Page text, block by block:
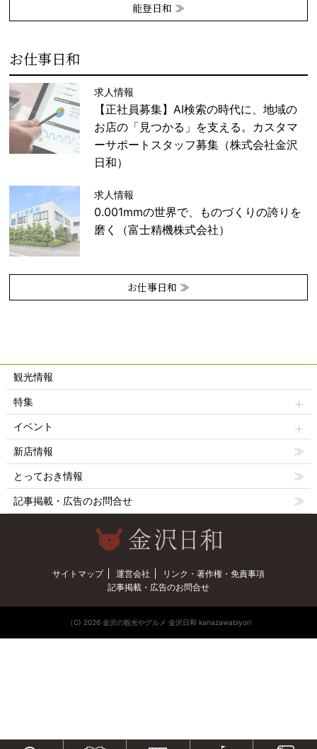
能登日和 ≫
お仕事日和
求人情報
【正社員募集】AI検索の時代に、地域の
お店の「見つかる」を支える。カスタマ
ーサポートスタッフ募集（株式会社金沢
日和）
求人情報
0.001mmの世界で、ものづくりの誇りを
磨く（富士精機株式会社）
お仕事日和 ≫
観光情報
特集
イベント
新店情報
とっておき情報
記事掲載・広告のお問合せ
サイトマップ 運営会社
リンク・著作権・免責事項
記事掲載・広告のお問合せ
（C) 2026 金沢の観光やグルメ 金沢日和 kanazawabiyori